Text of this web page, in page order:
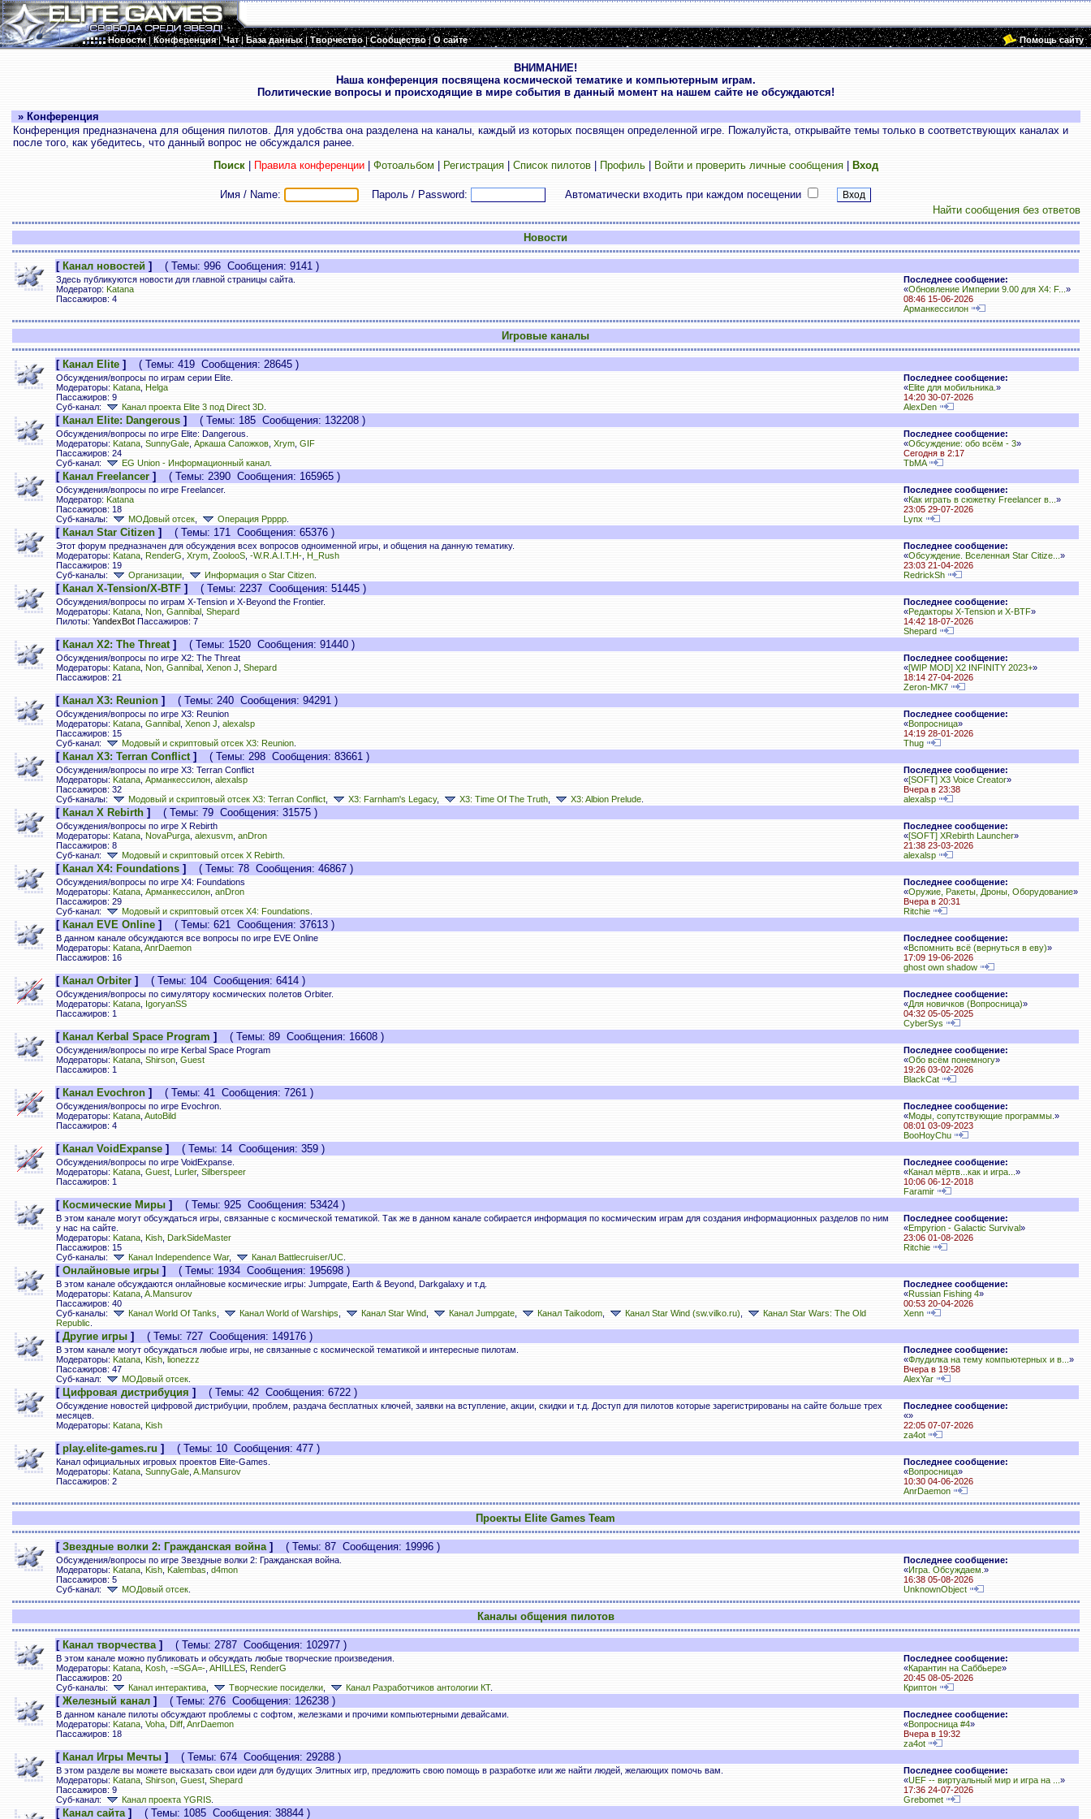
Новости|Конференция|Чат|База данных|Творчество|Сообщество|О сайте Помощь сайту
ВНИМАНИЕ!
Наша конференция посвящена космической тематике и компьютерным играм.
Политические вопросы и происходящие в мире события в данный момент на нашем сайте не обсуждаются!
» Конференция
Конференция предназначена для общения пилотов. Для удобства она разделена на каналы, каждый из которых посвящен определенной игре. Пожалуйста, открывайте темы только в соответствующих каналах и
после того, как убедитесь, что данный вопрос не обсуждался ранее.
Поиск| Правила конференции| Фотоальбом Регистрация| Список пилотов| Профиль| Войти и проверить личные сообщения| Вход
Имя / Name: Пароль / Password:
Автоматически входить при каждом посещении
Найти сообщения без ответов
Новости
[ Канал новостей] ( Темы: 996 Сообщения: 9141 )
Здесь публикуются новости для главной страницы сайта.
Модератор: Katana
Пассажиров: 4
Последнее сообщение:
«Обновление Империи 9.00 для X4: F... »
08:46 15-06-2026
Арманкессилон
Игровые каналы
[ Канал Elite] ( Темы: 419 Сообщения: 28645 )
Обсуждения/вопросы по играм серии Elite.
Модераторы: Katana, Helga
Пассажиров: 9
Суб-канал:
Канал проекта Elite 3 под Direct 3D.
Последнее сообщение:
«Elite для мобильника. »
14:20 30-07-2026
AlexDen
[ Канал Elite: Dangerous] ( Темы: 185 Сообщения: 132208 )
Обсуждения/вопросы по игре Elite: Dangerous.
Модераторы: Katana, SunnyGale, Аркаша Сапожков, Xrym, GIF
Пассажиров: 24
Суб-канал:
EG Union - Информационный канал.
Последнее сообщение:
«Обсуждение: обо всём - 3»
Сегодня в 2:17
TbMA
[ Канал Freelancer] ( Темы: 2390 Сообщения: 165965 )
Обсуждения/вопросы по игре Freelancer.
Модератор: Katana
Пассажиров: 18
Суб-каналы:
МОДовый отсек, Операция Ррррр.
Последнее сообщение:
«Как играть в сюжетку Freelancer в... »
23:05 29-07-2026
Lynx
[ Канал Star Citizen] ( Темы: 171 Сообщения: 65376 )
Этот форум предназначен для обсуждения всех вопросов одноименной игры, и общения на данную тематику.
Модераторы: Katana, RenderG Xrym, ZoolooS, -W.R.A.I.T.H-, H_Rush
Пассажиров: 19
Суб-каналы:
Организации, Информация о Star Citizen.
Последнее сообщение:
«Обсуждение. Вселенная Star Citize... »
23:03 21-04-2026
RedrickSh
[ Канал X-Tension/X-BTF] ( Темы: 2237 Сообщения: 51445 )
Обсуждения/вопросы по играм X-Tension и X-Beyond the Frontier.
Модераторы: Katana, Non, Gannibal, Shepard
Пилоты: YandexBotПассажиров: 7
Последнее сообщение:
«Редакторы X-Tension и X-BTF»
14:42 18-07-2026
Shepard
[ Канал X2: The Threat] ( Темы: 1520 Сообщения: 91440 )
Обсуждения/вопросы по игре X2: The Threat
Модераторы: Katana, Non, Gannibal, Xenon J Shepard
Пассажиров: 21
Последнее сообщение:
«[WIP MOD] X2 INFINITY 2023+»
18:14 27-04-2026
Zeron-MK7
[ Канал X3: Reunion] ( Темы: 240 Сообщения: 94291 )
Обсуждения/вопросы по игре X3: Reunion
Модераторы: Katana, Gannibal, Xenon J alexalsp
Пассажиров: 15
Суб-канал:
Модовый и скриптовый отсек X3: Reunion.
Последнее сообщение:
«Вопросница»
14:19 28-01-2026
Thug
[ Канал X3: Terran Conflict] ( Темы: 298 Сообщения: 83661 )
Обсуждения/вопросы по игре X3: Terran Conflict
Модераторы: Katana, Арманкессилон, alexalsp
Пассажиров: 32
Суб-каналы:
Модовый и скриптовый отсек X3: Terran Conflict, X3: Farnham's Legacy, X3: Time Of The Truth, X3: Albion Prelude.
Последнее сообщение:
«[SOFT] X3 Voice Creator»
Вчера в 23:38
alexalsp
[ Канал X Rebirth] ( Темы: 79 Сообщения: 31575 )
Обсуждения/вопросы по игре X Rebirth
Модераторы: Katana, NovaPurga, alexusvm, anDron
Пассажиров: 8
Суб-канал:
Модовый и скриптовый отсек X Rebirth.
Последнее сообщение:
«[SOFT] XRebirth Launcher»
21:38 23-03-2026
alexalsp
[ Канал X4: Foundations] ( Темы: 78 Сообщения: 46867 )
Обсуждения/вопросы по игре X4: Foundations
Модераторы: Katana, Арманкессилон, anDron
Пассажиров: 29
Суб-канал:
Модовый и скриптовый отсек X4: Foundations
Последнее сообщение:
«Оружие, Ракеты, Дроны, Оборудование»
Вчера в 20:31
Ritchie
[ Канал EVE Online] ( Темы: 621 Сообщения: 37613 )
В данном канале обсуждаются все вопросы по игре EVE Online
Модераторы: Katana, AnrDaemon
Пассажиров: 16
Последнее сообщение:
«Вспомнить всё (вернуться в еву)»
17:09 19-06-2026
ghost own shadow
[ Канал Orbiter] ( Темы: 104 Сообщения: 6414 )
Обсуждения/вопросы по симулятору космических полетов Orbiter.
Модераторы: Katana, IgoryanSS
Пассажиров: 1
Последнее сообщение:
«Для новичков (Вопросница)»
04:32 05-05-2025
CyberSys
[ Канал Kerbal Space Program ] ( Темы: 89 Сообщения: 16608 )
Обсуждения/вопросы по игре Kerbal Space Program
Модераторы: Katana, Shirson, Guest
Пассажиров: 1
Последнее сообщение:
«Обо всём понемногу»
19:26 03-02-2026
BlackCat
[ Канал Evochron] ( Темы: 41 Сообщения: 7261 )
Обсуждения/вопросы по игре Evochron.
Модераторы: Katana, AutoBild
Пассажиров: 4
Последнее сообщение:
«Моды, сопутствующие программы. »
08:01 03-09-2023
BooHoyChu
[ Канал VoidExpanse] ( Темы: 14 Сообщения: 359 )
Обсуждения/вопросы по игре VoidExpanse.
Модераторы: Katana, Guest, Lurler, Silberspeer
Пассажиров: 1
Последнее сообщение:
«Канал мёртв...как и игра... »
10:06 06-12-2018
Faramir
[ Космические Миры] ( Темы: 925 Сообщения: 53424 )
В этом канале могут обсуждаться игры, связанные с космической тематикой. Так же в данном канале собирается информация по космическим играм для создания информационных разделов по ним
у нас на сайте.
Модераторы: Katana, Kish, DarkSideMaster
Пассажиров: 15
Суб-каналы:
Канал Independence War, Канал Battlecruiser/UC.
Последнее сообщение:
«Empyrion - Galactic Survival»
23:06 01-08-2026
Ritchie
[ Онлайновые игры] ( Темы: 1934 Сообщения: 195698 )
В этом канале обсуждаются онлайновые космические игры: Jumpgate, Earth & Beyond, Darkgalaxy и т.д.
Модераторы: Katana, A.Mansurov
Пассажиров: 40
Суб-каналы:
Канал World Of Tanks Канал World of Warships Канал Star Wind, Канал Jumpgate, Канал Taikodom, Канал Star Wind (sw.vilko.ru)
Канал Star Wars: The Old
Republic.
Последнее сообщение:
«Russian Fishing 4»
00:53 20-04-2026
Xenn
[ Другие игры] ( Темы: 727 Сообщения: 149176 )
В этом канале могут обсуждаться любые игры, не связанные с космической тематикой и интересные пилотам.
Модераторы: Katana, Kish, lionezzz
Пассажиров: 47
Суб-канал:
МОДовый отсек.
Последнее сообщение:
«Флудилка на тему компьютерных и в... »
Вчера в 19:58
AlexYar
[ Цифровая дистрибуция ] ( Темы: 42 Сообщения: 6722 )
Обсуждение новостей цифровой дистрибуции, проблем, раздача бесплатных ключей, заявки на вступление, акции, скидки и т.д. Доступ для пилотов которые зарегистрированы на сайте больше трех
месяцев.
Модераторы: Katana, Kish
Последнее сообщение:
«»
22:05 07-07-2026
za4ot
[ play.elite-games.ru ] ( Темы: 10 Сообщения: 477 )
Канал официальных игровых проектов Elite-Games.
Модераторы: Katana, SunnyGale, A.Mansurov
Пассажиров: 2
Последнее сообщение:
«Вопросница»
10:30 04-06-2026
AnrDaemon
Проекты Elite Games Team
[ Звездные волки 2: Гражданская война] ( Темы: 87 Сообщения: 19996 )
Обсуждения/вопросы по игре Звездные волки 2: Гражданская война.
Модераторы: Katana, Kish, Kalembas d4mon
Пассажиров: 5
Суб-канал:
МОДовый отсек.
Последнее сообщение:
«Игра. Обсуждаем. »
16:38 05-08-2026
UnknownObject
Каналы общения пилотов
[ Канал творчества] ( Темы: 2787 Сообщения: 102977 )
В этом канале можно публиковать и обсуждать любые творческие произведения.
Модераторы: Katana, Kosh, -=SGA=-, AHILLES, RenderG
Пассажиров: 20
Суб-каналы:
Канал интерактива, Творческие посиделки, Канал Разработчиков антологии КТ.
Последнее сообщение:
«Карантин на Саббьере»
20:45 08-05-2026
Криптон
[ Железный канал] ( Темы: 276 Сообщения: 126238 )
В данном канале пилоты обсуждают проблемы с софтом, железками и прочими компьютерными девайсами.
Модераторы: Katana, Voha, Diff, AnrDaemon
Пассажиров: 18
Последнее сообщение:
«Вопросница #4»
Вчера в 19:32
za4ot
[ Канал Игры Мечты] ( Темы: 674 Сообщения: 29288 )
В этом разделе вы можете высказать свои идеи для будущих Элитных игр, предложить свою помощь в разработке или же найти людей, желающих помочь вам.
Модераторы: Katana, Shirson, Guest, Shepard
Пассажиров: 9
Суб-канал:
Канал проекта YGRIS.
Последнее сообщение:
«UEF -- виртуальный мир и игра на ... »
17:36 24-07-2026
Grebomet
[ Канал сайта] ( Темы: 1085 Сообщения: 38844 )